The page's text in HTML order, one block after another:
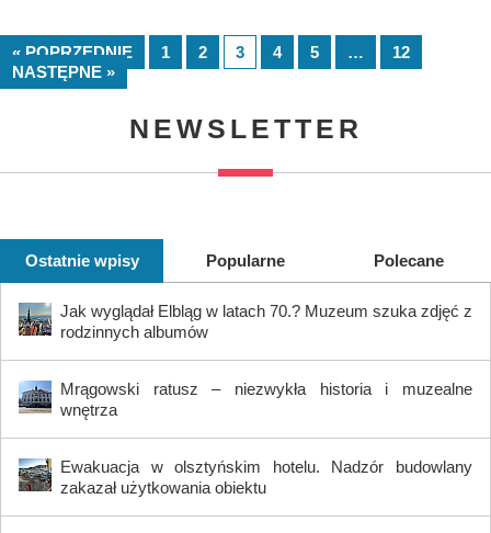
« POPRZEDNIE 1 2 3 4 5 …
12
NASTĘPNE »
NEWSLETTER
Ostatnie wpisy Popularne Polecane
Jak wyglądał Elbląg w latach 70.? Muzeum szuka zdjęć z
rodzinnych albumów
Mrągowski ratusz – niezwykła historia i muzealne
wnętrza
Ewakuacja w olsztyńskim hotelu. Nadzór budowlany
zakazał użytkowania obiektu